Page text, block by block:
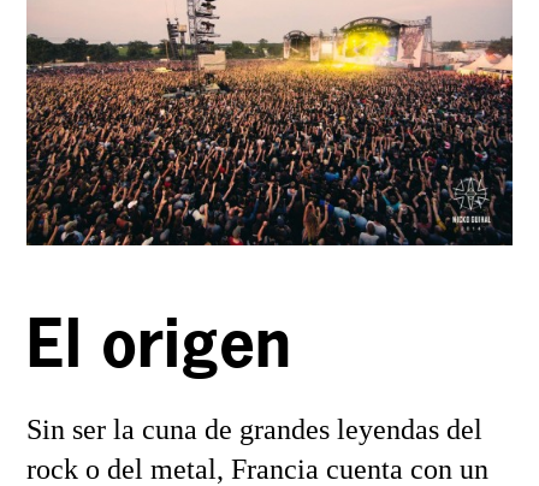
El origen
Sin ser la cuna de grandes leyendas del
rock o del metal, Francia cuenta con un